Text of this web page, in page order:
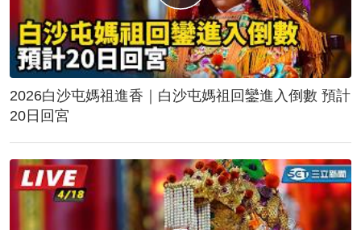
2026白沙屯媽祖進香｜白沙屯媽祖回鑾進入倒數 預計
20日回宮